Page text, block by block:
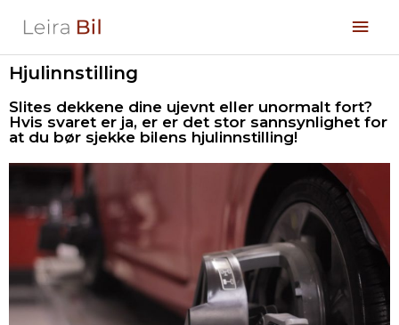
innholdet
Hjulinnstilling
Slites dekkene dine ujevnt eller unormalt fort?
Hvis svaret er ja, er er det stor sannsynlighet for
at du bør sjekke bilens hjulinnstilling!